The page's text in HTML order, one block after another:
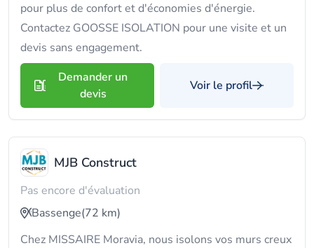
pour plus de confort et d'économies d'énergie.
Contactez GOOSSE ISOLATION pour une visite et un
devis sans engagement.
Demander un
devis
Voir le profil
MJB Construct
Pas encore d'évaluation
Bassenge(72 km)
Chez MISSAIRE Moravia, nous isolons vos murs creux